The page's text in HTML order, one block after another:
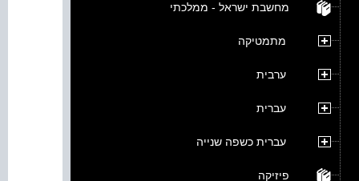
מחשבת ישראל - ממלכתי
מתמטיקה
ערבית
עברית
עברית כשפה שנייה
פיזיקה